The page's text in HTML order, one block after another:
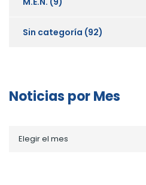
Sin categoría (92)
Noticias por Mes
porElegir el mes